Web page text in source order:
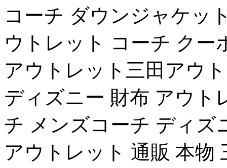
コーチ ダウンジャケッ
ウトレット コーチ クー
アウトレット三田アウ
ディズニー 財布 アウト
チ メンズコーチ ディズ
アウトレット 通販 本物